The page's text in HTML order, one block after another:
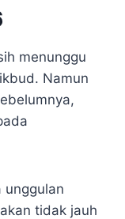
menunggu
Namun
unggulan
tidak jauh